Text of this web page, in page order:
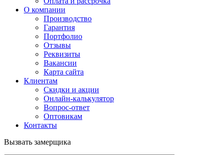
О компании
Производство
Гарантия
Портфолио
Отзывы
Реквизиты
Вакансии
Карта сайта
Клиентам
Скидки и акции
Онлайн-калькулятор
Вопрос-ответ
Оптовикам
Контакты
Вызвать замерщика